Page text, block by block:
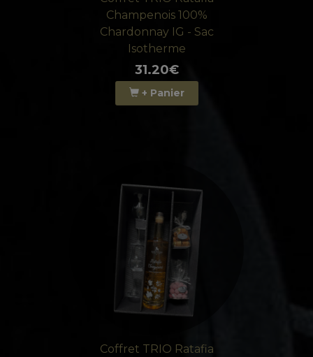
Champenois 100%
Chardonnay IG - Sac
Isotherme
31.20€
+ Panier
Coffret TRIO Ratafia